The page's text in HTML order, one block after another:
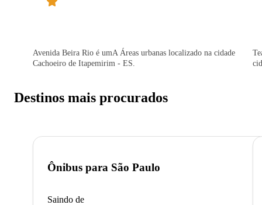
Avenida Beira Rio é umA Áreas urbanas localizado na cidade
Cachoeiro de Itapemirim - ES.
Destinos mais procurados
Ônibus para São Paulo
Saindo de